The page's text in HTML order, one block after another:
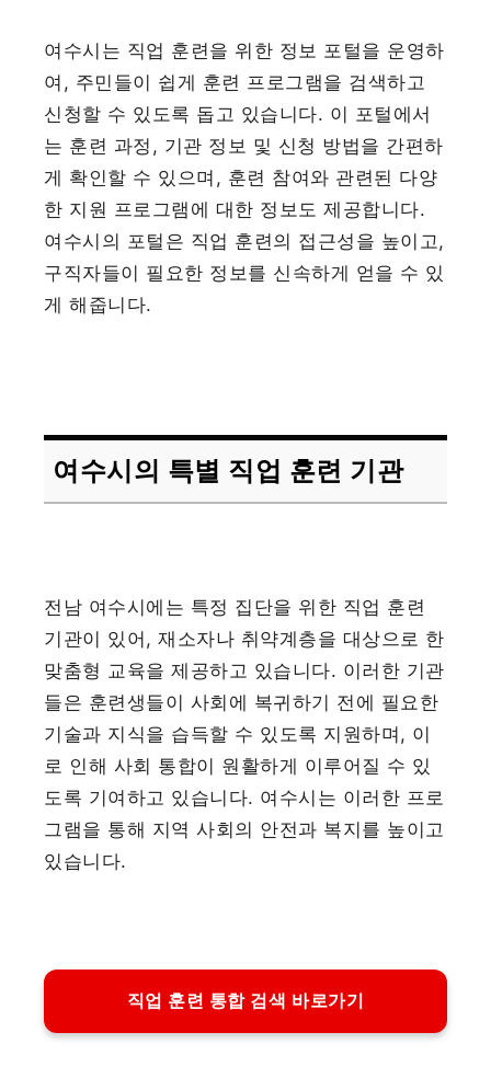
여수시는 직업 훈련을 위한 정보 포털을 운영하
여, 주민들이 쉽게 훈련 프로그램을 검색하고
신청할 수 있도록 돕고 있습니다. 이 포털에서
는 훈련 과정, 기관 정보 및 신청 방법을 간편하
게 확인할 수 있으며, 훈련 참여와 관련된 다양
한 지원 프로그램에 대한 정보도 제공합니다.
여수시의 포털은 직업 훈련의 접근성을 높이고,
구직자들이 필요한 정보를 신속하게 얻을 수 있
게 해줍니다.
여수시의 특별 직업 훈련 기관
전남 여수시에는 특정 집단을 위한 직업 훈련
기관이 있어, 재소자나 취약계층을 대상으로 한
맞춤형 교육을 제공하고 있습니다. 이러한 기관
들은 훈련생들이 사회에 복귀하기 전에 필요한
기술과 지식을 습득할 수 있도록 지원하며, 이
로 인해 사회 통합이 원활하게 이루어질 수 있
도록 기여하고 있습니다. 여수시는 이러한 프로
그램을 통해 지역 사회의 안전과 복지를 높이고
있습니다.
직업 훈련 통합 검색 바로가기